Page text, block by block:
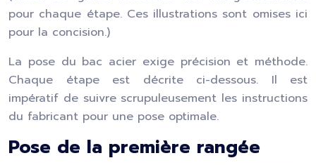
pour chaque étape. Ces illustrations sont omises ici
pour la concision.)
La pose du bac acier exige précision et méthode.
Chaque étape est décrite ci-dessous. Il est
impératif de suivre scrupuleusement les instructions
du fabricant pour une pose optimale.
Pose de la première rangée